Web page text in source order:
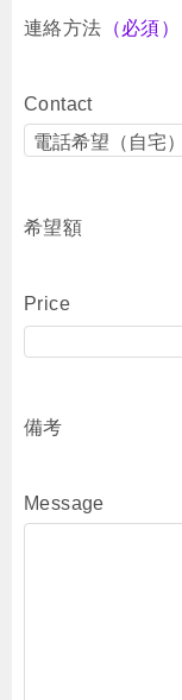
連絡方法 （必須）
Contact
希望額
Price
備考
Message